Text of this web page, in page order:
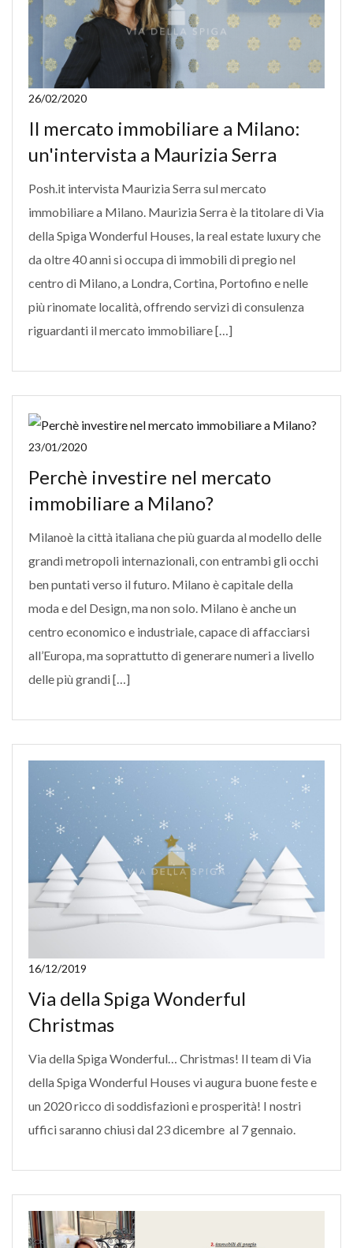
26/02/2020
Il mercato immobiliare a Milano:
un'intervista a Maurizia Serra
Posh.it intervista Maurizia Serra sul mercato
immobiliare a Milano. Maurizia Serra è la titolare di Via
della Spiga Wonderful Houses, la real estate luxury che
da oltre 40 anni si occupa di immobili di pregio nel
centro di Milano, a Londra, Cortina, Portofino e nelle
più rinomate località, offrendo servizi di consulenza
riguardanti il mercato immobiliare […]
23/01/2020
Perchè investire nel mercato
immobiliare a Milano?
Milanoè la città italiana che più guarda al modello delle
grandi metropoli internazionali, con entrambi gli occhi
ben puntati verso il futuro. Milano è capitale della
moda e del Design, ma non solo. Milano è anche un
centro economico e industriale, capace di affacciarsi
all’Europa, ma soprattutto di generare numeri a livello
delle più grandi […]
16/12/2019
Via della Spiga Wonderful
Christmas
Via della Spiga Wonderful… Christmas! Il team di Via
della Spiga Wonderful Houses vi augura buone feste e
un 2020 ricco di soddisfazioni e prosperità! I nostri
uffici saranno chiusi dal 23 dicembre al 7 gennaio.